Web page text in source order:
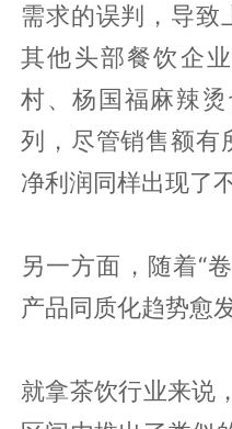
需求的误判，导致
其他头部餐饮企
村、杨国福麻辣
列，尽管销售额有
净利润同样出现了
另一方面，随着“
产品同质化趋势愈
就拿茶饮行业来说